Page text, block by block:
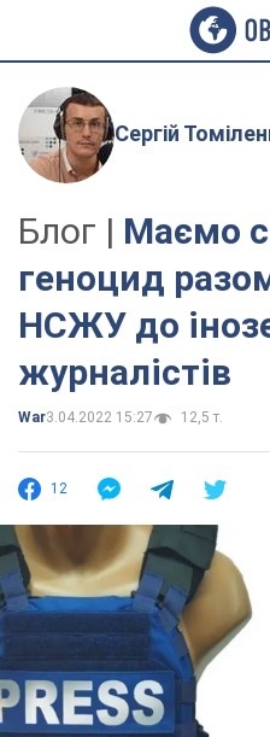
Сергій
Блог | Маємо
геноцид
НСЖУ до
журналістів
War3.04.2022 15:27 12,5 т.
12